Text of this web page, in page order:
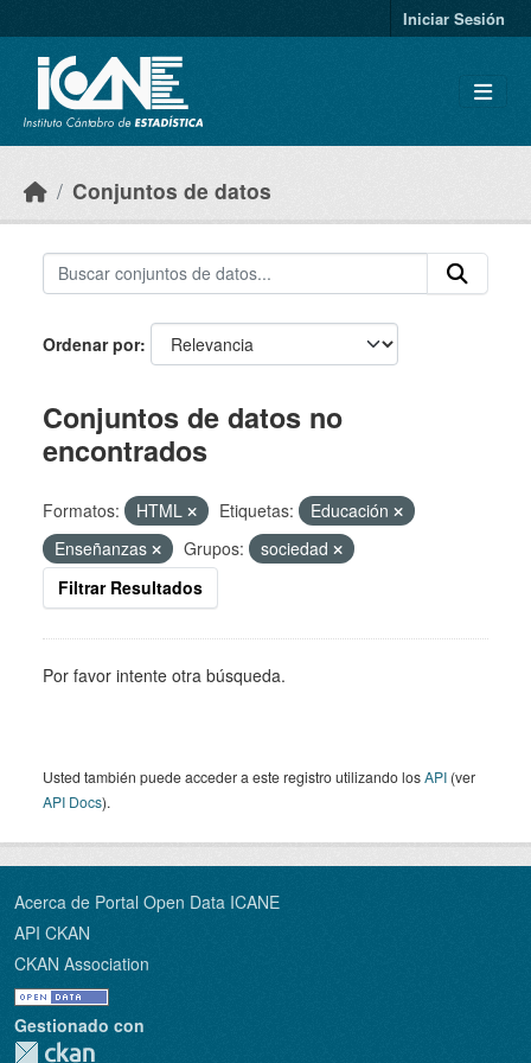
Iniciar Sesión
Conjuntos de datos
Ordenar por
Conjuntos de datos no
encontrados
Formatos: HTML Etiquetas:
Educación
Enseñanzas
Grupos:
sociedad
Filtrar Resultados
Por favor intente otra búsqueda.
Usted también puede acceder a este registro utilizando losAPI (ver
API Docs).
Acerca de Portal Open Data ICANE
API CKAN
CKAN Association
Gestionado con